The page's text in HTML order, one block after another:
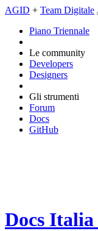
AGID + Team Digitale
Piano Triennale
Le community
Developers
Designers
Gli strumenti
Forum
Docs
GitHub
Docs Italia